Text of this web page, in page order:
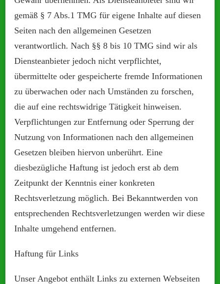
gemäß § 7 Abs.1 TMG für eigene Inhalte auf diesen
Seiten nach den allgemeinen Gesetzen
verantwortlich. Nach §§ 8 bis 10 TMG sind wir als
Diensteanbieter jedoch nicht verpflichtet,
übermittelte oder gespeicherte fremde Informationen
zu überwachen oder nach Umständen zu forschen,
die auf eine rechtswidrige Tätigkeit hinweisen.
Verpflichtungen zur Entfernung oder Sperrung der
Nutzung von Informationen nach den allgemeinen
Gesetzen bleiben hiervon unberührt. Eine
diesbezügliche Haftung ist jedoch erst ab dem
Zeitpunkt der Kenntnis einer konkreten
Rechtsverletzung möglich. Bei Bekanntwerden von
entsprechenden Rechtsverletzungen werden wir diese
Inhalte umgehend entfernen.
Haftung für Links
Unser Angebot enthält Links zu externen Webseiten